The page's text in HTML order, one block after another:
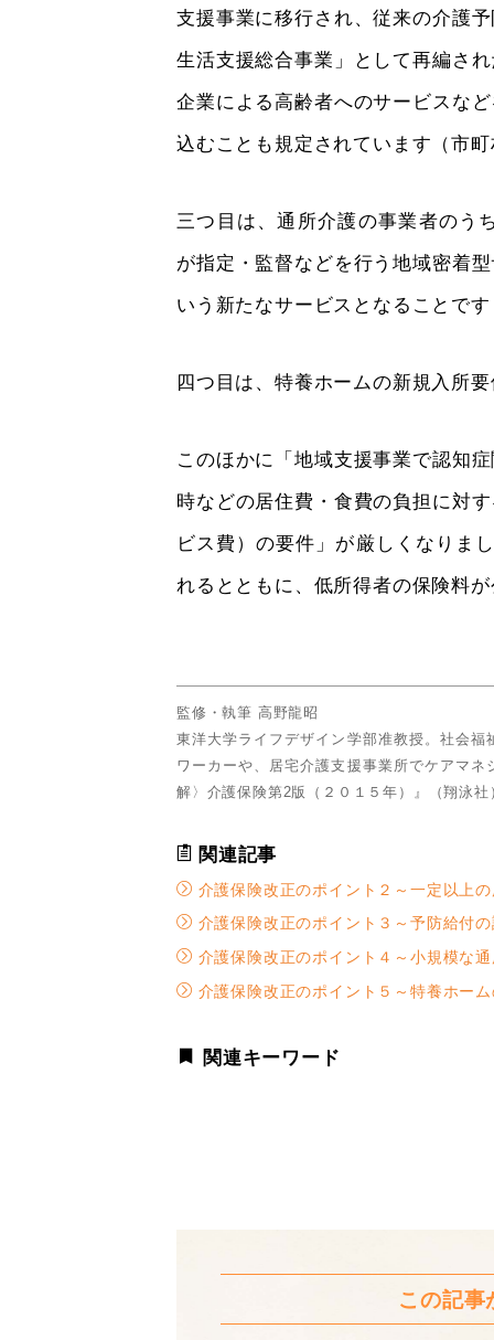
支援事業に移行され、従来の介護
生活支援総合事業」として再編さ
企業による高齢者へのサービスな
込むことも規定されています（市
三つ目は、通所介護の事業者のう
が指定・監督などを行う地域密着
いう新たなサービスとなることで
四つ目は、特養ホームの新規入所
このほかに「地域支援事業で認知
時などの居住費・食費の負担に対
ビス費）の要件」が厳しくなりま
れるとともに、低所得者の保険料
監修・執筆 高野龍昭
東洋大学ライフデザイン学部准教授。社会
ワーカーや、居宅介護支援事業所でケアマ
解〉介護保険第2版（２０１５年）』（翔泳
関連記事
介護保険改正のポイント２～一定以上
介護保険改正のポイント３～予防給付
介護保険改正のポイント４～小規模な
介護保険改正のポイント５～特養ホー
関連キーワード
この記事